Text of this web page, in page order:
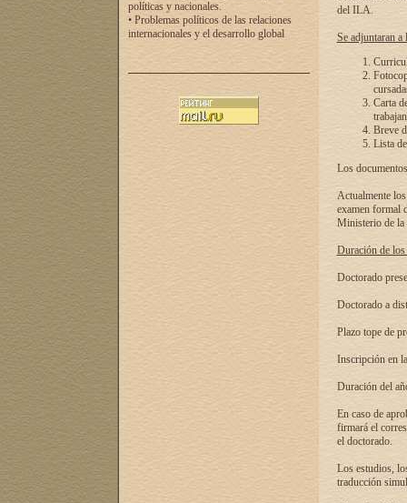
políticas y nacionales.
• Problemas políticos de las relaciones
internacionales y el desarrollo global
del ILA.
Se adjuntaran a
Carta
Breve
Lista
Los
Actualmente
examen formal
Ministerio de la
Duración de
Doctorado
Doctorado a
Plazo tope de
Inscripción en
Duración del
En caso de
firmará el
el doctorado.
Los estudios,
traducción